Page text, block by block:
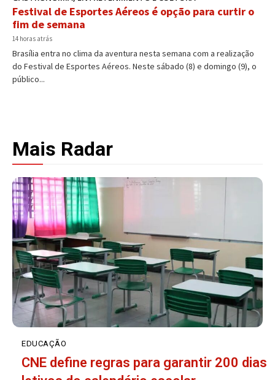
Festival de Esportes Aéreos é opção para curtir o
fim de semana
14 horas atrás
Brasília entra no clima da aventura nesta semana com a realização
do Festival de Esportes Aéreos. Neste sábado (8) e domingo (9), o
público...
Mais Radar
EDUCAÇÃO
CNE define regras para garantir 200 dias